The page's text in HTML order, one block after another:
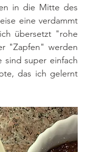
in die Mitte des
eine verdammt
übersetzt "rohe
"Zapfen" werden
sind super einfach
das ich gelernt